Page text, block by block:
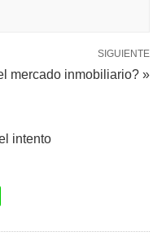
SIGUIENTE
mercado inmobiliario? »
intento